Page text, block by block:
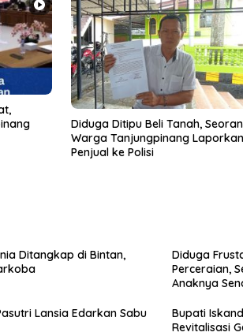
Diduga Ditipu Beli Tanah,
Warga Tanjungpinang Laporkan
Penjual ke Polisi
Ditangkap di Bintan,
Diduga
Perceraian,
Anaknya
Lansia Edarkan Sabu
Bupati
Revitalisasi